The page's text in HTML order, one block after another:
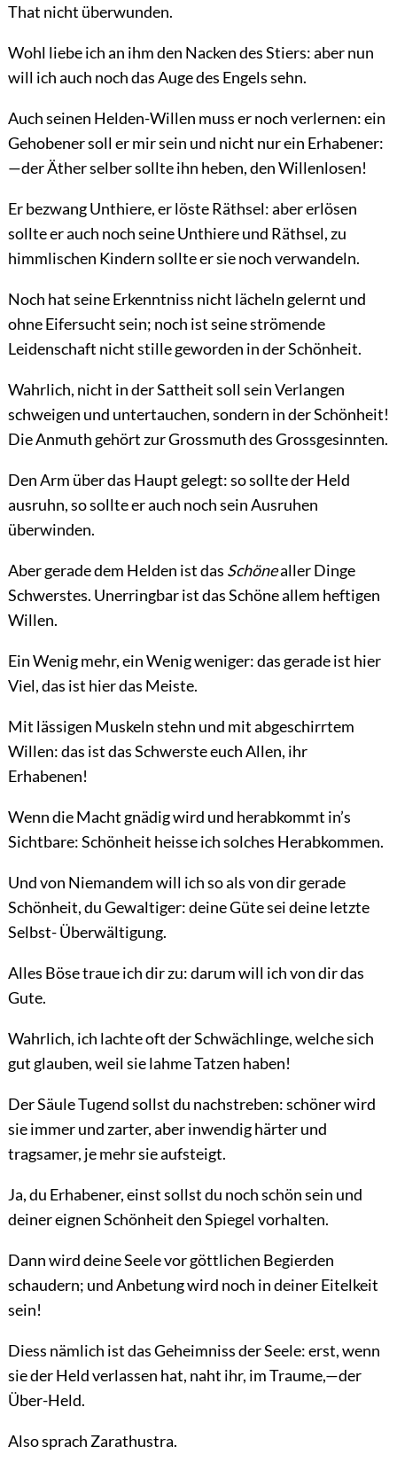
That nicht überwunden.
Wohl liebe ich an ihm den Nacken des Stiers: aber nun
will ich auch noch das Auge des Engels sehn.
Auch seinen Helden-Willen muss er noch verlernen: ein
Gehobener soll er mir sein und nicht nur ein Erhabener:
—der Äther selber sollte ihn heben, den Willenlosen!
Er bezwang Unthiere, er löste Räthsel: aber erlösen
sollte er auch noch seine Unthiere und Räthsel, zu
himmlischen Kindern sollte er sie noch verwandeln.
Noch hat seine Erkenntniss nicht lächeln gelernt und
ohne Eifersucht sein; noch ist seine strömende
Leidenschaft nicht stille geworden in der Schönheit.
Wahrlich, nicht in der Sattheit soll sein Verlangen
schweigen und untertauchen, sondern in der Schönheit!
Die Anmuth gehört zur Grossmuth des Grossgesinnten.
Den Arm über das Haupt gelegt: so sollte der Held
ausruhn, so sollte er auch noch sein Ausruhen
überwinden.
Aber gerade dem Helden ist das Schönealler Dinge
Schwerstes. Unerringbar ist das Schöne allem heftigen
Willen.
Ein Wenig mehr, ein Wenig weniger: das gerade ist hier
Viel, das ist hier das Meiste.
Mit lässigen Muskeln stehn und mit abgeschirrtem
Willen: das ist das Schwerste euch Allen, ihr
Erhabenen!
Wenn die Macht gnädig wird und herabkommt in’s
Sichtbare: Schönheit heisse ich solches Herabkommen.
Und von Niemandem will ich so als von dir gerade
Schönheit, du Gewaltiger: deine Güte sei deine letzte
Selbst- Überwältigung.
Alles Böse traue ich dir zu: darum will ich von dir das
Gute.
Wahrlich, ich lachte oft der Schwächlinge, welche sich
gut glauben, weil sie lahme Tatzen haben!
Der Säule Tugend sollst du nachstreben: schöner wird
sie immer und zarter, aber inwendig härter und
tragsamer, je mehr sie aufsteigt.
Ja, du Erhabener, einst sollst du noch schön sein und
deiner eignen Schönheit den Spiegel vorhalten.
Dann wird deine Seele vor göttlichen Begierden
schaudern; und Anbetung wird noch in deiner Eitelkeit
sein!
Diess nämlich ist das Geheimniss der Seele: erst, wenn
sie der Held verlassen hat, naht ihr, im Traume,—der
Über-Held.
Also sprach Zarathustra.